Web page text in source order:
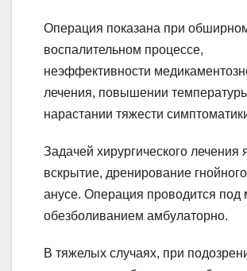
Операция показана при
воспалительном процессе,
неэффективности
лечения, повышении
нарастании тяжести
Задачей хирургического лечения
вскрытие, дренирование
анусе. Операция проводится под
обезболиванием амбулаторно.
В тяжелых случаях, при